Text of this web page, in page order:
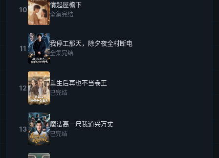
10
情起屋檐下
全集完结
11
我停工那天，除夕夜全村断电
全集完结
12
重生后再也不当卷王
已完结
13
魔法高一尺我道兴万丈
已完结